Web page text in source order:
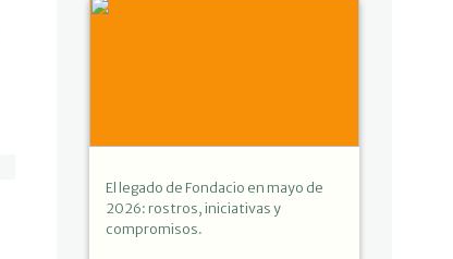
El legado de Fondacio en mayo de
2026: rostros, iniciativas y
compromisos.